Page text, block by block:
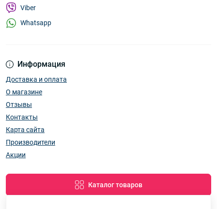
Информация
Доставка и оплата
О магазине
Отзывы
Контакты
Карта сайта
Производители
Акции
Каталог товаров
Viber
Whatsapp